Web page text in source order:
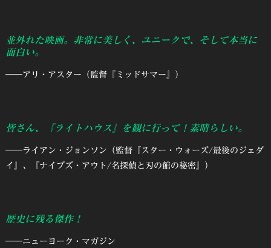
並外れた映画。非常に美しく、ユニークで、そして本当に
面白い。
――アリ・アスター（監督『ミッドサマー』）
皆さん、『ライトハウス』を観に行って！素晴らしい。
――ライアン・ジョンソン（監督『スター・ウォーズ/最後のジェダ
イ』、『ナイブズ・アウト/名探偵と刃の館の秘密』）
歴史に残る傑作！
――ニューヨーク・マガジン